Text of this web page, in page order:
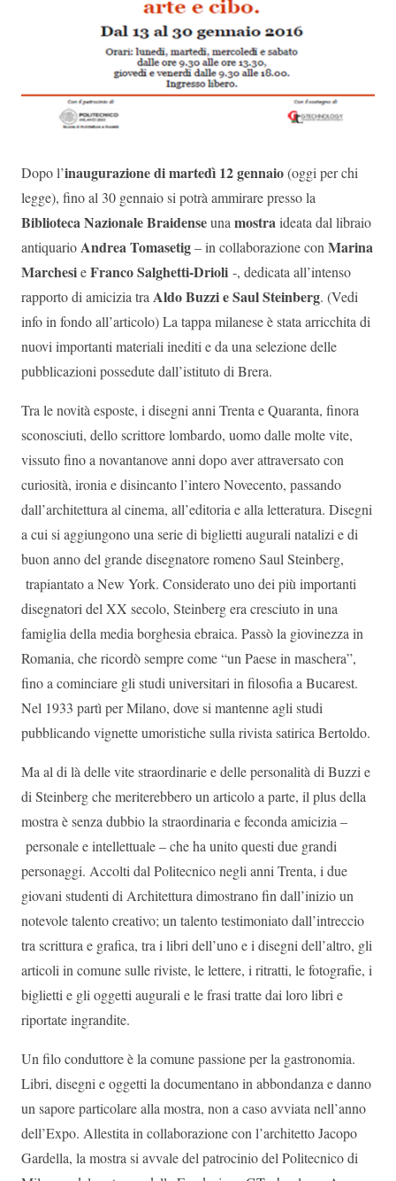
Dopo l’inaugurazione di martedì 12 gennaio(oggi per chi
legge), fino al 30 gennaio si potrà ammirare presso la
Biblioteca Nazionale Braidenseunamostraideata dal libraio
antiquarioAndrea Tomasetig– in collaborazione conMarina
MarchesieFranco Salghetti-Drioli -, dedicata all’intenso
rapporto di amicizia traAldo Buzzi e Saul Steinberg. (Vedi
info in fondo all’articolo) La tappa milanese è stata arricchita di
nuovi importanti materiali inediti e da una selezione delle
pubblicazioni possedute dall’istituto di Brera.
Tra le novità esposte, i disegni anni Trenta e Quaranta, finora
sconosciuti, dello scrittore lombardo, uomo dalle molte vite,
vissuto fino a novantanove anni dopo aver attraversato con
curiosità, ironia e disincanto l’intero Novecento, passando
dall’architettura al cinema, all’editoria e alla letteratura. Disegni
a cui si aggiungono una serie di biglietti augurali natalizi e di
buon anno del grande disegnatore romeno Saul Steinberg,
trapiantato a New York. Considerato uno dei più importanti
disegnatori del XX secolo, Steinberg era cresciuto in una
famiglia della media borghesia ebraica. Passò la giovinezza in
Romania, che ricordò sempre come “un Paese in maschera”,
fino a cominciare gli studi universitari in filosofia a Bucarest.
Nel 1933 partì per Milano, dove si mantenne agli studi
pubblicando vignette umoristiche sulla rivista satirica Bertoldo.
Ma al di là delle vite straordinarie e delle personalità di Buzzi e
di Steinberg che meriterebbero un articolo a parte, il plus della
mostra è senza dubbio la straordinaria e feconda amicizia –
personale e intellettuale – che ha unito questi due grandi
personaggi. Accolti dal Politecnico negli anni Trenta, i due
giovani studenti di Architettura dimostrano fin dall’inizio un
notevole talento creativo; un talento testimoniato dall’intreccio
tra scrittura e grafica, tra i libri dell’uno e i disegni dell’altro, gli
articoli in comune sulle riviste, le lettere, i ritratti, le fotografie, i
biglietti e gli oggetti augurali e le frasi tratte dai loro libri e
riportate ingrandite.
Un filo conduttore è la comune passione per la gastronomia.
Libri, disegni e oggetti la documentano in abbondanza e danno
un sapore particolare alla mostra, non a caso avviata nell’anno
dell’Expo. Allestita in collaborazione con l’architetto Jacopo
Gardella, la mostra si avvale del patrocinio del Politecnico di